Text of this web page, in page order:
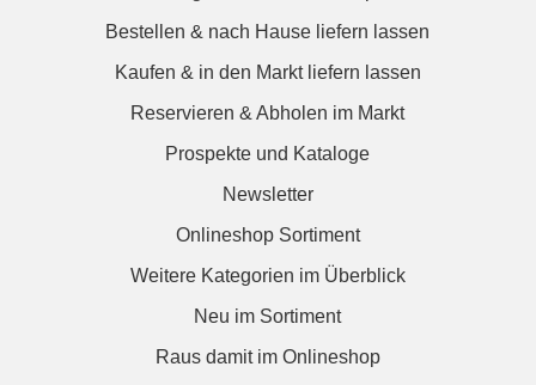
Bestellen & nach Hause liefern lassen
Kaufen & in den Markt liefern lassen
Reservieren & Abholen im Markt
Prospekte und Kataloge
Newsletter
Onlineshop Sortiment
Weitere Kategorien im Überblick
Neu im Sortiment
Raus damit im Onlineshop